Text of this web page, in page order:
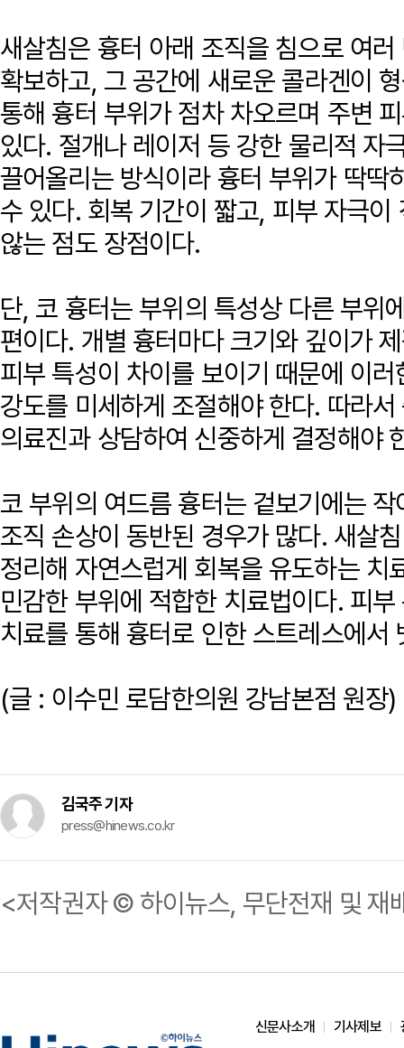
새살침은 흉터 아래 조직을 침으로 여
확보하고, 그 공간에 새로운 콜라겐이
통해 흉터 부위가 점차 차오르며 주변
있다. 절개나 레이저 등 강한 물리적 자
끌어올리는 방식이라 흉터 부위가 딱딱
수 있다. 회복 기간이 짧고, 피부 자극
않는 점도 장점이다.
단, 코 흉터는 부위의 특성상 다른 부위
편이다. 개별 흉터마다 크기와 깊이가
피부 특성이 차이를 보이기 때문에 이
강도를 미세하게 조절해야 한다. 따라
의료진과 상담하여 신중하게 결정해야
코 부위의 여드름 흉터는 겉보기에는
조직 손상이 동반된 경우가 많다. 새살
정리해 자연스럽게 회복을 유도하는 치
민감한 부위에 적합한 치료법이다. 피
치료를 통해 흉터로 인한 스트레스에서
(글 : 이수민 로담한의원 강남본점 원장)
김국주 기자
press@hinews.co.kr
<저작권자 © 하이뉴스, 무단전재 및 재
신문사소개 기사제보